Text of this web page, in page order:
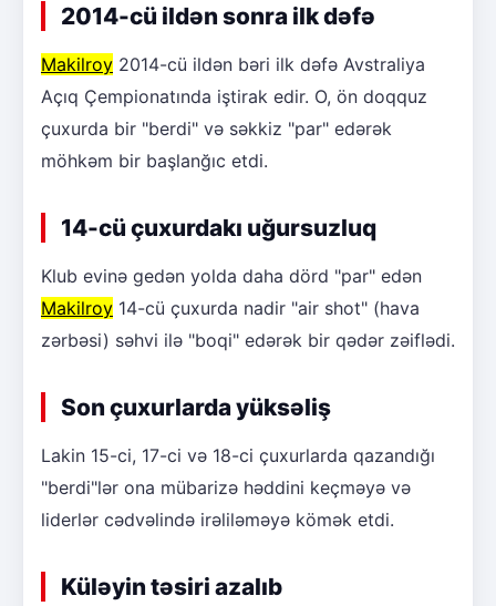
2014-cü ildən sonra ilk dəfə
Makilroy 2014-cü ildən bəri ilk dəfə Avstraliya
Açıq Çempionatında iştirak edir. O, ön doqquz
çuxurda bir "berdi" və səkkiz "par" edərək
möhkəm bir başlanğıc etdi.
14-cü çuxurdakı uğursuzluq
Klub evinə gedən yolda daha dörd "par" edən
Makilroy 14-cü çuxurda nadir "air shot" (hava
zərbəsi) səhvi ilə "boqi" edərək bir qədər zəiflədi.
Son çuxurlarda yüksəliş
Lakin 15-ci, 17-ci və 18-ci çuxurlarda qazandığı
"berdi"lər ona mübarizə həddini keçməyə və
liderlər cədvəlində irəliləməyə kömək etdi.
Küləyin təsiri azalıb